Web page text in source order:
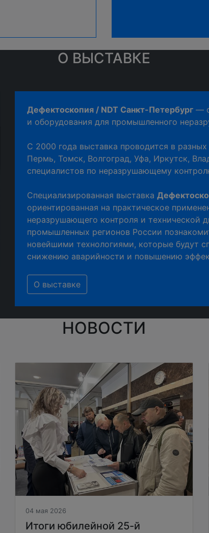
О ВЫСТАВКЕ
Дефектоскопия / NDT Санкт-Петербург —
и оборудования для промышленного
С 2000 года выставка проводится в
Пермь, Томск, Волгоград, Уфа, Иркутск,
специалистов по неразрушающему
Специализированная выставка
ориентированная на практическое
неразрушающего контроля и технической
промышленных регионов России
новейшими технологиями, которые будут
снижению аварийности и повышению
О выставке
НОВОСТИ
04 мая 2026
Итоги юбилейной 25-й